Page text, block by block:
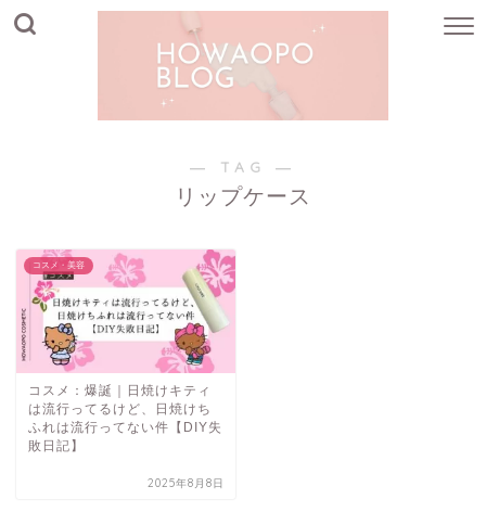
― TAG ―
リップケース
コスメ・美容
コスメ：爆誕｜日焼けキティ
は流行ってるけど、日焼けち
ふれは流行ってない件【DIY失
敗日記】
2025年8月8日